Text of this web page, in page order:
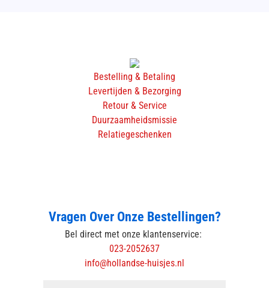
Bestelling & Betaling
Levertijden & Bezorging
Retour & Service
Duurzaamheidsmissie
Relatiegeschenken
Vragen Over Onze Bestellingen?
Bel direct met onze klantenservice:
023-2052637
info@hollandse-huisjes.nl